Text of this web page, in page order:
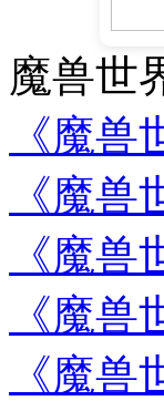
魔兽世
《魔
《魔
《魔
《魔
《魔